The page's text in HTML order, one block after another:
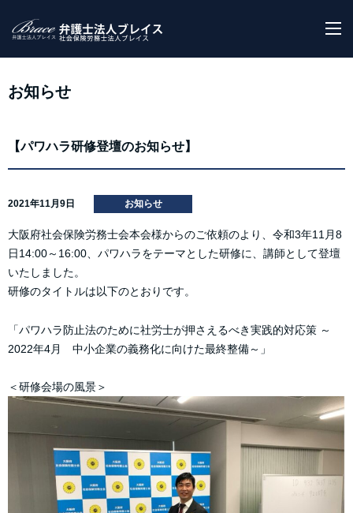
お知らせ
【パワハラ研修登壇のお知らせ】
2021年11月9日 お知らせ
大阪府社会保険労務士会本会様からのご依頼のより、令和3年11月8
日14:00～16:00、パワハラをテーマとした研修に、講師として登壇
いたしました。
研修のタイトルは以下のとおりです。
「パワハラ防止法のために社労士が押さえるべき実践的対応策 ～
2022年4月 中小企業の義務化に向けた最終整備～」
＜研修会場の風景＞